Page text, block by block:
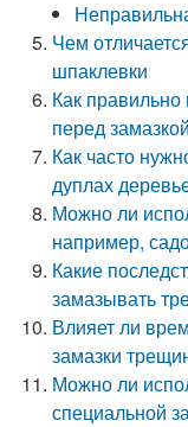
Чем
шпаклевки
Как правильно
перед
Как часто
дуплах
Можно ли
например,
Какие
замазывать
Влияет ли
замазки
Можно ли
специальной